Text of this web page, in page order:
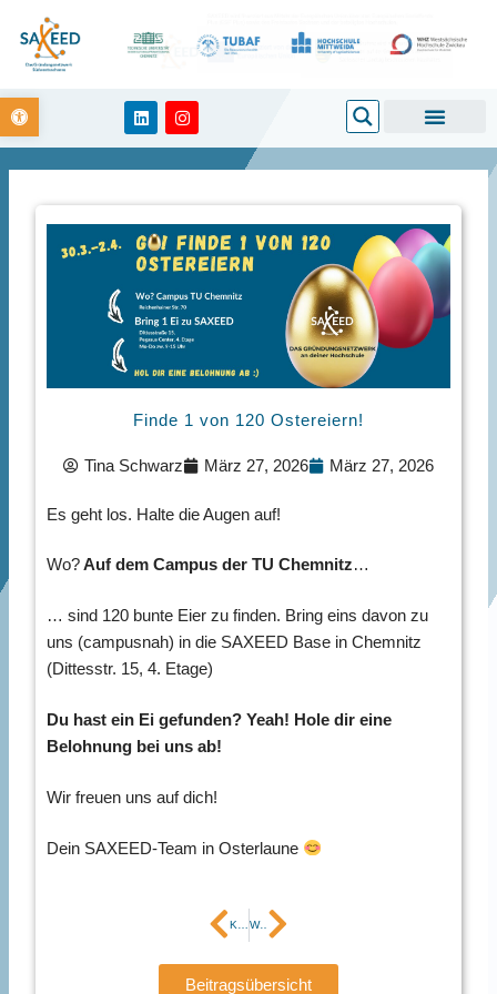
Open toolbar
Inhalt
springen
Search
L
i
e
i
n
I
n
a
r
a
m
Finde 1 von 120 Ostereiern!
Tina Schwarz März 27, 2026 März 27, 2026
Es geht los. Halte die Augen auf!
Wo?Auf dem Campus der TU Chemnitz…
… sind 120 bunte Eier zu finden. Bring eins davon zu
uns (campusnah) in die SAXEED Base in Chemnitz
(Dittesstr. 15, 4. Etage)
Du hast ein Ei gefunden? Yeah! Hole dir eine
Belohnung bei uns ab!
Wir freuen uns auf dich!
Dein SAXEED-Team in Osterlaune
Zurück
Workshops und Events im Sommersemester!Nächster
Beitragsübersicht